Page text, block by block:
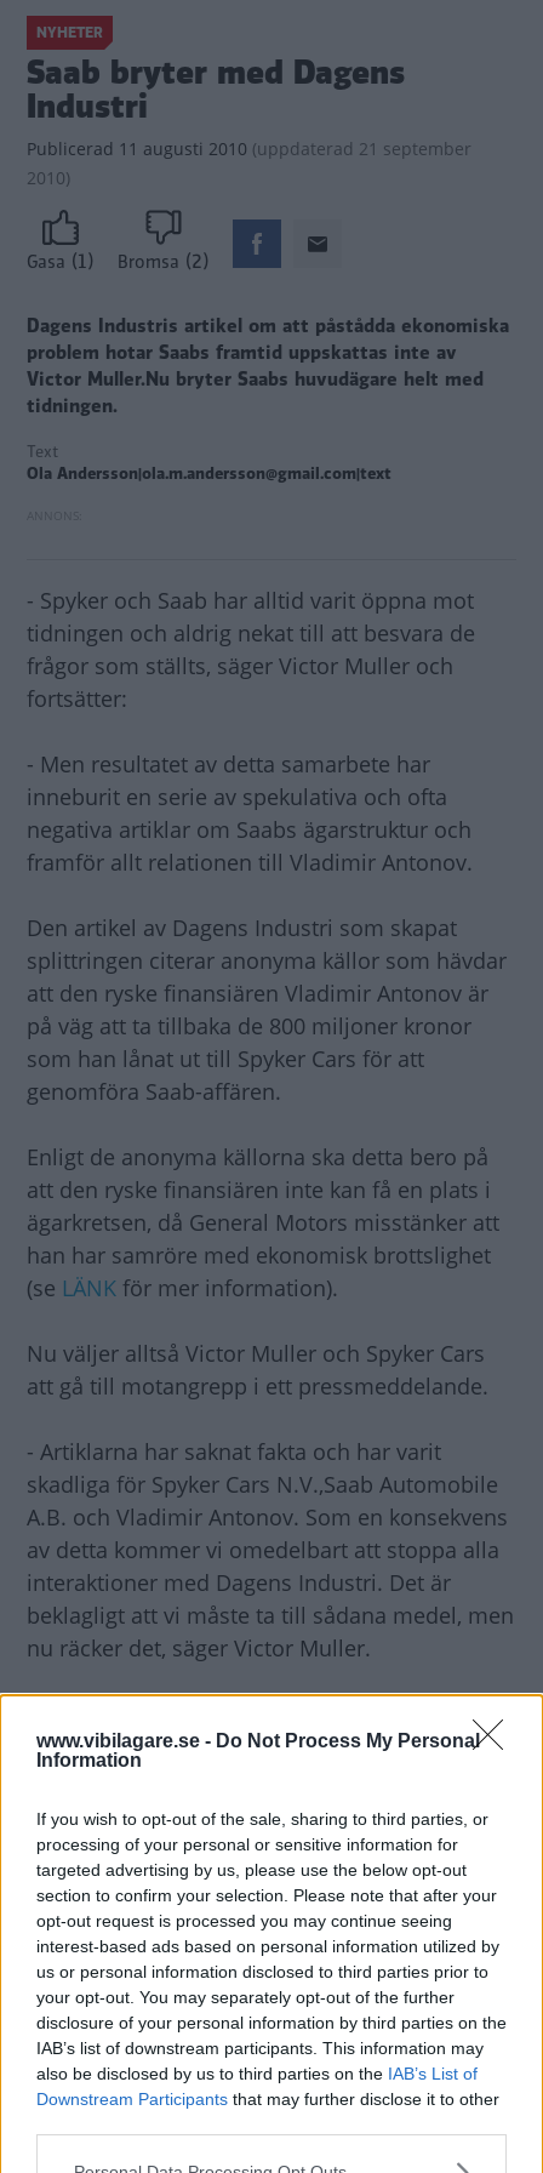
www.vibilagare.se - Do Not Process My Personal
Information
If you wish to opt-out of the sale, sharing to third parties, or
processing of your personal or sensitive information for
targeted advertising by us, please use the below opt-out
section to confirm your selection. Please note that after your
opt-out request is processed you may continue seeing
interest-based ads based on personal information utilized by
us or personal information disclosed to third parties prior to
your opt-out. You may separately opt-out of the further
disclosure of your personal information by third parties on the
IAB’s list of downstream participants. This information may
also be disclosed by us to third parties on the IAB’s List of
Downstream Participants that may further disclose it to other
Please note that this website/app uses one or more Google
NYHETER
Saab bryter med Dagens
Industri
Publicerad 11 augusti 2010 (uppdaterad 21 september
2010)
Gasa (1) Bromsa (2)
Dagens Industris artikel om att påstådda ekonomiska
problem hotar Saabs framtid uppskattas inte av
Victor Muller.Nu bryter Saabs huvudägare helt med
tidningen.
Text
Ola Andersson|ola.m.andersson@gmail.com|text
- Spyker och Saab har alltid varit öppna mot
tidningen och aldrig nekat till att besvara de
frågor som ställts, säger Victor Muller och
fortsätter:
- Men resultatet av detta samarbete har
inneburit en serie av spekulativa och ofta
negativa artiklar om Saabs ägarstruktur och
framför allt relationen till Vladimir Antonov.
Den artikel av Dagens Industri som skapat
splittringen citerar anonyma källor som hävdar
att den ryske finansiären Vladimir Antonov är
på väg att ta tillbaka de 800 miljoner kronor
som han lånat ut till Spyker Cars för att
genomföra Saab-affären.
Enligt de anonyma källorna ska detta bero på
att den ryske finansiären inte kan få en plats i
ägarkretsen, då General Motors misstänker att
han har samröre med ekonomisk brottslighet
(se LÄNK för mer information).
Nu väljer alltså Victor Muller och Spyker Cars
att gå till motangrepp i ett pressmeddelande.
- Artiklarna har saknat fakta och har varit
skadliga för Spyker Cars N.V.,Saab Automobile
A.B. och Vladimir Antonov. Som en konsekvens
av detta kommer vi omedelbart att stoppa alla
interaktioner med Dagens Industri. Det är
beklagligt att vi måste ta till sådana medel, men
nu räcker det, säger Victor Muller.
: Gör Spyker Cars och Victor Muller
rätt? Och borde Dagens Industri rapportera på